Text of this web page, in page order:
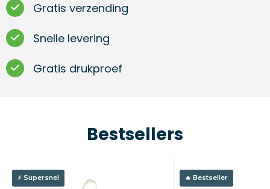
Gratis verzending
Snelle levering
Gratis drukproef
Bestsellers
Supersnel Bestseller